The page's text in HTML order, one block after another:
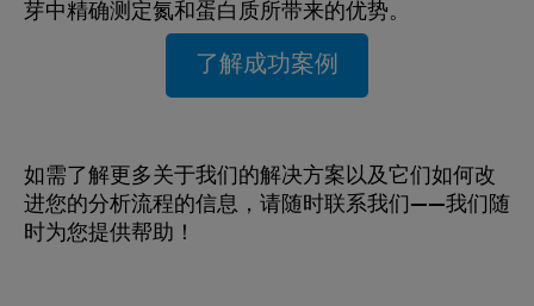
芽中精确测定氮和蛋白质所带来的优势。
了解成功案例
如需了解更多关于我们的解决方案以及它们如何改
进您的分析流程的信息，请随时联系我们——我们随
时为您提供帮助！